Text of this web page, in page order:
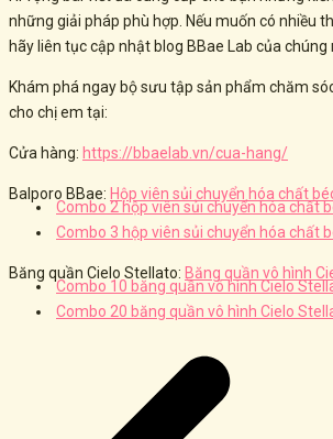
những giải pháp phù hợp. Nếu muốn có nhiều
hãy liên tục cập nhật blog BBae Lab của chúng
Khám phá ngay bộ sưu tập sản phẩm chăm
cho chị em tại:
Cửa hàng: https://bbaelab.vn/cua-hang/
Balporo BBae: Hộp viên sủi chuyển hóa chất
Combo 2 hộp viên sủi chuyển hóa chất
Combo 3 hộp viên sủi chuyển hóa chất
Băng quần Cielo Stellato: Băng quần vô hình
Combo 10 băng quần vô hình Cielo
Combo 20 băng quần vô hình Cielo